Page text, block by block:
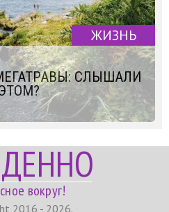
ЖИЗНЬ
СЛЫШАЛИ
вокруг!
2016 - 2026.